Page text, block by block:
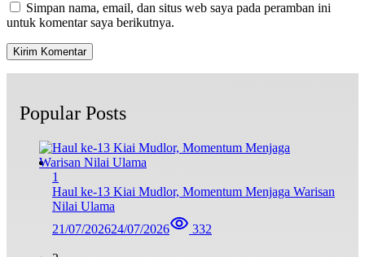
Simpan nama, email, dan situs web saya pada peramban ini
untuk komentar saya berikutnya.
Popular Posts
1
Haul ke-13 Kiai Mudlor, Momentum Menjaga Warisan
Nilai Ulama
21/07/202624/07/2026 332